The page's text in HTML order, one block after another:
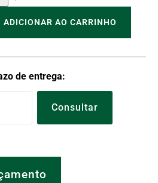
ADICIONAR AO CARRINHO
de entrega:
Consultar